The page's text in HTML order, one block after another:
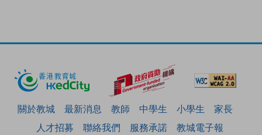
關於教城 最新消息 教師 中學生 小學生
家長
人才招募
聯絡我們 服務承諾 教城電子報